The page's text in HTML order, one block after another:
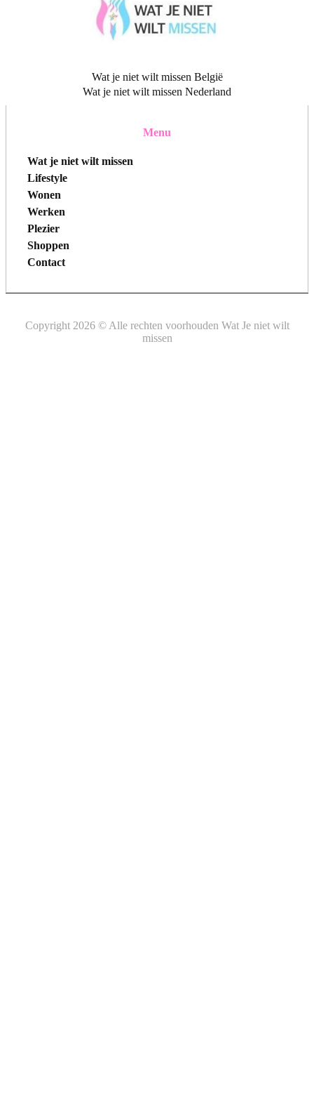
Wat je niet wilt missen België
Wat je niet wilt missen Nederland
Menu
Wat je niet wilt missen
Lifestyle
Wonen
Werken
Plezier
Shoppen
Contact
Copyright 2026 © Alle rechten voorhouden Wat Je niet wilt
missen